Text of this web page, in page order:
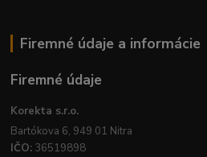
Firemné údaje a informácie
Firemné údaje
Korekta s.r.o.
Bartókova 6, 949 01 Nitra
IČO: 36519898